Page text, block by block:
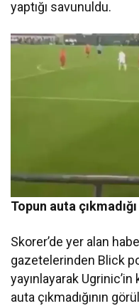
yaptığı savunuldu.
Topun auta
Skorer’de yer alan
gazetelerinden Blick
yayınlayarak
auta çıkmadığının